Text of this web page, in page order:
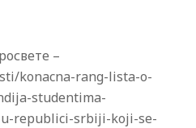
–
konacna-rang-lista-o-
studentima-
republici-srbiji-koji-se-